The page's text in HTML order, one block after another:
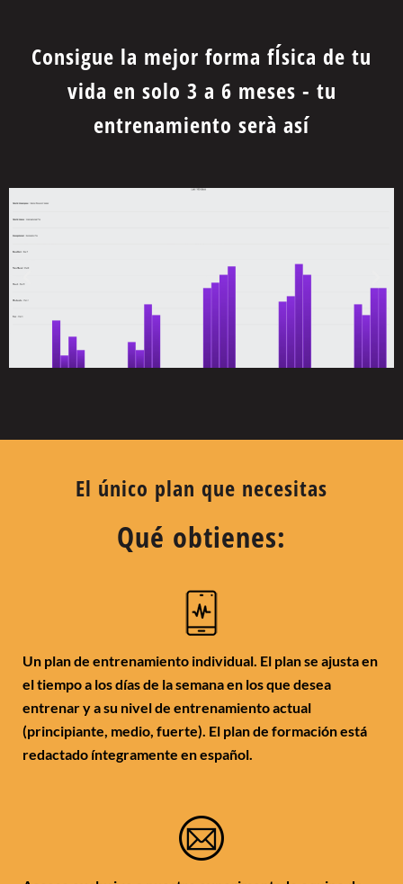
Consigue la mejor forma fÍsica de tu
vida en solo 3 a 6 meses - tu
entrenamiento serà así
El único plan que necesitas
Qué obtienes:
Un plan de entrenamiento individual. El plan se ajusta en
el tiempo a los días de la semana en los que desea
entrenar y a su nivel de entrenamiento actual
(principiante, medio, fuerte). El plan de formación está
redactado íntegramente en español.